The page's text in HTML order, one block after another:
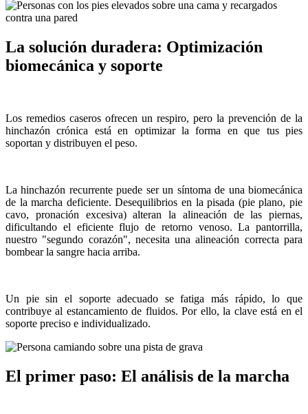
La solución duradera: Optimización
biomecánica y soporte
Los remedios caseros ofrecen un respiro, pero la prevención de la
hinchazón crónica está en optimizar la forma en que tus pies
soportan y distribuyen el peso.
La hinchazón recurrente puede ser un síntoma de una biomecánica
de la marcha deficiente. Desequilibrios en la pisada (pie plano, pie
cavo, pronación excesiva) alteran la alineación de las piernas,
dificultando el eficiente flujo de retorno venoso. La pantorrilla,
nuestro "segundo corazón", necesita una alineación correcta para
bombear la sangre hacia arriba.
Un pie sin el soporte adecuado se fatiga más rápido, lo que
contribuye al estancamiento de fluidos. Por ello, la clave está en el
soporte preciso e individualizado.
El primer paso: El análisis de la marcha